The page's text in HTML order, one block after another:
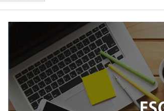
2-3. ガバナンス強化に関わる要素
3. ESGが企業経営で重要視される理由
3-1. 長期的な企業価値への影響
3-2. 投資判断に与える影響
3-3. 人材確保とブランド価値への影響
4. ESGとSDGsの違いと関係性
4-1. 目的と役割の違い